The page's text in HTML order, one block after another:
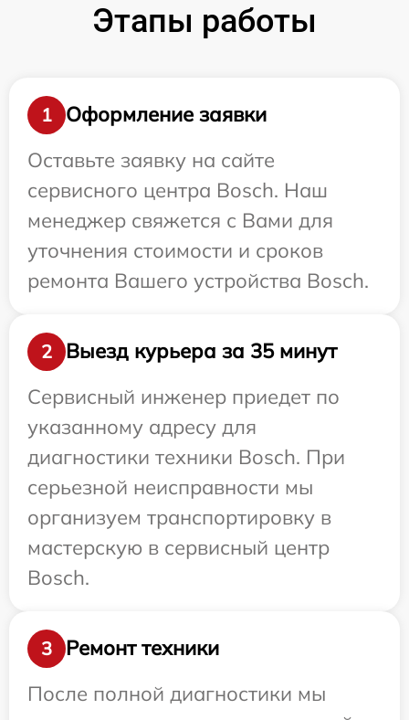
Этапы работы
1
Оформление заявки
Оставьте заявку на сайте
сервисного центра Bosch. Наш
менеджер свяжется с Вами для
уточнения стоимости и сроков
ремонта Вашего устройства Bosch.
2
Выезд курьера за 35 минут
Сервисный инженер приедет по
указанному адресу для
диагностики техники Bosch. При
серьезной неисправности мы
организуем транспортировку в
мастерскую в сервисный центр
Bosch.
3
Ремонт техники
После полной диагностики мы